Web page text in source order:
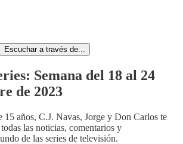
Escuchar a través de...
Semana del 18 al 24
de 2023
15 años, C.J. Navas, Jorge y Don Carlos te
las noticias, comentarios y
de las series de televisión.